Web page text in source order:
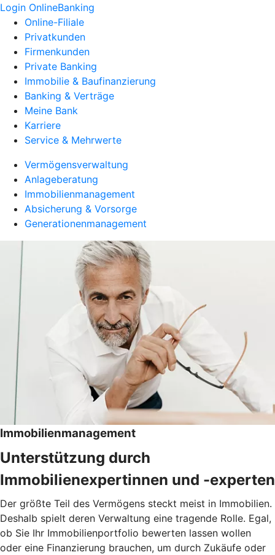
Login OnlineBanking
Online-Filiale
Privatkunden
Firmenkunden
Private Banking
Immobilie & Baufinanzierung
Banking & Verträge
Meine Bank
Karriere
Service & Mehrwerte
Vermögensverwaltung
Anlageberatung
Immobilienmanagement
Absicherung & Vorsorge
Generationenmanagement
Immobilienmanagement
Unterstützung durch
Immobilienexpertinnen und -experten
Der größte Teil des Vermögens steckt meist in Immobilien.
Deshalb spielt deren Verwaltung eine tragende Rolle. Egal,
ob Sie Ihr Immobilienportfolio bewerten lassen wollen
oder eine Finanzierung brauchen, um durch Zukäufe oder